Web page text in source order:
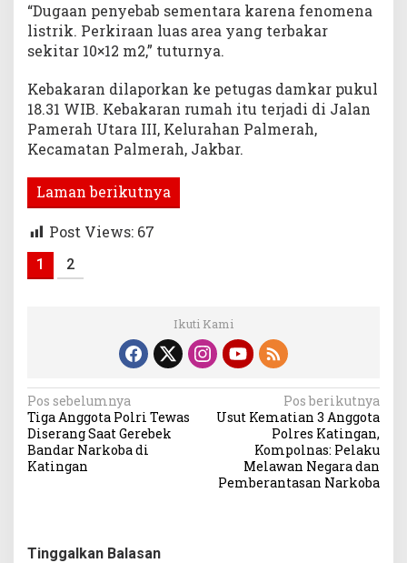
“Dugaan penyebab sementara karena fenomena
listrik. Perkiraan luas area yang terbakar
sekitar 10×12 m2,” tuturnya.
Kebakaran dilaporkan ke petugas damkar pukul
18.31 WIB. Kebakaran rumah itu terjadi di Jalan
Pamerah Utara III, Kelurahan Palmerah,
Kecamatan Palmerah, Jakbar.
Laman berikutnya
Post Views: 67
1 2
Ikuti Kami
Navigasi
pos
Pos sebelumnya
Tiga Anggota Polri Tewas
Diserang Saat Gerebek
Bandar Narkoba di
Katingan
Pos berikutnya
Usut Kematian 3 Anggota
Polres Katingan,
Kompolnas: Pelaku
Melawan Negara dan
Pemberantasan Narkoba
Tinggalkan Balasan